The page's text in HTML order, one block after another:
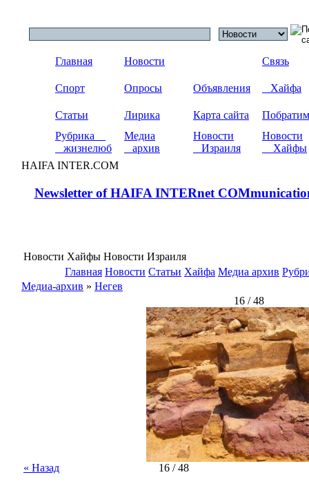
Главная Новости Связь
Спорт Опросы Объявления Хайфа
Статьи Лирика Карта сайта
Рубрика
жизнелюб
Медиа
архив
Новости
Израиля
Новости
Хайфы
HAIFA INTER.COM
Newsletter of HAIFA INTERnet
Новости Хайфы Новости Израиля
Главная Новости Статьи Хайфа Медиа архив
Медиа-архив » Негев
16 / 48
« Назад 16 / 48